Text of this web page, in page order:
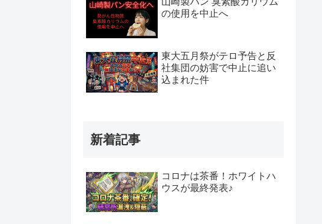
の使用を中止へ
東大五月祭がテロ予告と反
社集団の妨害で中止に追い
込まれた件
新着記事
コロナは茶番！ホワイトハ
ウスが最終発表♪